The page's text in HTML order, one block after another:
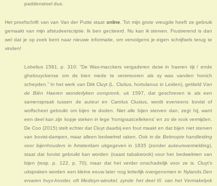
paddenstoel dus.
Het proefschrift van van Van der Putte staat online . Tot mijn grote vreugde heeft ze gebruik
gemaakt van mijn afstudeerscriptie. Ik ben geciteerd. Nu kan ik sterven. Frustrerend is dan
wel dat je op zoek bent naar nieuwe informatie, om vervolgens je eigen schrijfsels terug te
vinden!
Lobelius 1581, p. 310: “De Was-macckers vergaderen dese in haeren tijt / ende
ghebruyckense om de bien mede te versmooren als sy was vanden honich
scheyden.” In het werk van Dirk Cluyt (L. Clutius, hortulanus in Leiden), getiteld Van
de Biën Haeren wonderlyken oorspronk , uit 1597, dat geschreven is als een
samenspraak tussen de auteur en Carolus Clusius, wordt eveneens bovist of
wolfscheet gebruikt om bijen te doden. Niet alle bijen sterven dan, zegt hij, want
een deel kan zijn kopje steken in lege ‘honigraatcellekens’ en zo de rook vermijden.
De Coo (2015) stelt echter dat Cluyt daarbij een fout maakt en dat bijen niet sterven
van bovist-dampen, maar alleen bedwelmd raken. Ook in de Beknopte handleiding
voor bijenhoudersin Amsterdam uitgegeven in 1835 (zonder auteursvermelding),
staat dat bovist gebruikt kan worden (naast tabaksrook) voor het bedwelmen van
bijen (resp. p. 122, p. 70), maar dat het verder onschadelijk voor ze is. Cluyt’s
uitspraken worden een kleine eeuw later nog letterlijk overgenomen in Nylands Den
ervaren hvys-hovder, oft Medicyn-winckel, zynde het deel III. van het Vermakelyck